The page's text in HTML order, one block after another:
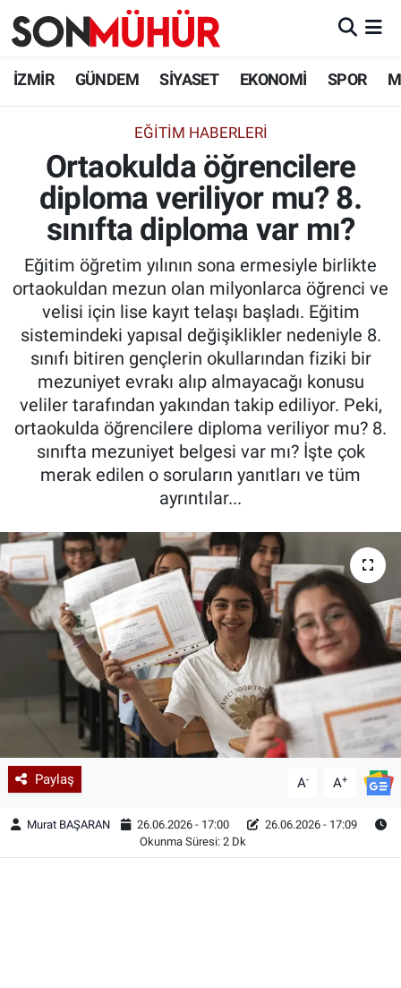
İZMİR GÜNDEM SİYASET EKONOMİ SPOR
EĞITIM HABERLERI
Ortaokulda öğrencilere
diploma veriliyor mu? 8.
sınıfta diploma var mı?
Eğitim öğretim yılının sona ermesiyle birlikte
ortaokuldan mezun olan milyonlarca öğrenci ve
velisi için lise kayıt telaşı başladı. Eğitim
sistemindeki yapısal değişiklikler nedeniyle 8.
sınıfı bitiren gençlerin okullarından fiziki bir
mezuniyet evrakı alıp almayacağı konusu
veliler tarafından yakından takip ediliyor. Peki,
ortaokulda öğrencilere diploma veriliyor mu? 8.
sınıfta mezuniyet belgesi var mı? İşte çok
merak edilen o soruların yanıtları ve tüm
ayrıntılar...
Paylaş A- A+
Murat BAŞARAN 26.06.2026 - 17:00
26.06.2026 - 17:09
Okunma Süresi: 2 Dk
İzmir Nöbetçi Eczaneler
İzmir Namaz Vakitleri
İzmir Trafik Yoğunluk Haritası
Süper Lig Puan Durumu ve Fikstür
Tüm Manşetler
Son Dakika Haberleri
Haber Arşivi